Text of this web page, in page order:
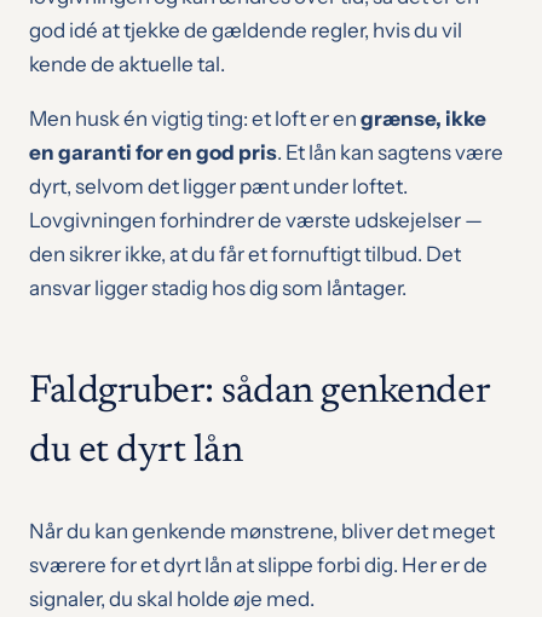
god idé at tjekke de gældende regler, hvis du vil
kende de aktuelle tal.
Men husk én vigtig ting: et loft er en grænse, ikke
en garanti for en god pris. Et lån kan sagtens være
dyrt, selvom det ligger pænt under loftet.
Lovgivningen forhindrer de værste udskejelser —
den sikrer ikke, at du får et fornuftigt tilbud. Det
ansvar ligger stadig hos dig som låntager.
Faldgruber: sådan genkender
du et dyrt lån
Når du kan genkende mønstrene, bliver det meget
sværere for et dyrt lån at slippe forbi dig. Her er de
signaler, du skal holde øje med.